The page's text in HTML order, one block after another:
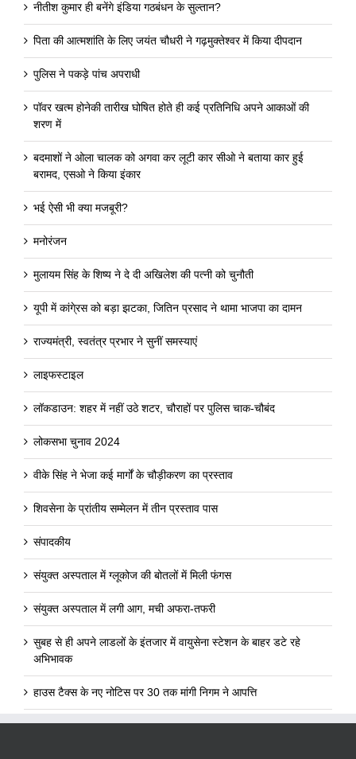
नीतीश कुमार ही बनेंगे इंडिया गठबंधन के सुल्तान?
पिता की आत्मशांति के लिए जयंत चौधरी ने गढ़मुक्तेश्वर में किया दीपदान
पुलिस ने पकड़े पांच अपराधी
पॉवर खत्म होनेकी तारीख घोषित होते ही कई प्रतिनिधि अपने आकाओं की
शरण में
बदमाशों ने ओला चालक को अगवा कर लूटी कार सीओ ने बताया कार हुई
बरामद, एसओ ने किया इंकार
भई ऐसी भी क्या मजबूरी?
मनोरंजन
मुलायम सिंह के शिष्य ने दे दी अखिलेश की पत्नी को चुनौती
यूपी में कांगे्रस को बड़ा झटका, जितिन प्रसाद ने थामा भाजपा का दामन
राज्यमंत्री, स्वतंत्र प्रभार ने सुनीं समस्याएं
लाइफस्टाइल
लॉकडाउन: शहर में नहीं उठे शटर, चौराहों पर पुलिस चाक-चौबंद
लोकसभा चुनाव 2024
वीके सिंह ने भेजा कई मार्गों के चौड़ीकरण का प्रस्ताव
शिवसेना के प्रांतीय सम्मेलन में तीन प्रस्ताव पास
संपादकीय
संयुक्त अस्पताल में ग्लूकोज की बोतलों में मिली फंगस
संयुक्त अस्पताल में लगी आग, मची अफरा-तफरी
सुबह से ही अपने लाडलों के इंतजार में वायुसेना स्टेशन के बाहर डटे रहे
अभिभावक
हाउस टैक्स के नए नोटिस पर 30 तक मांगी निगम ने आपत्ति